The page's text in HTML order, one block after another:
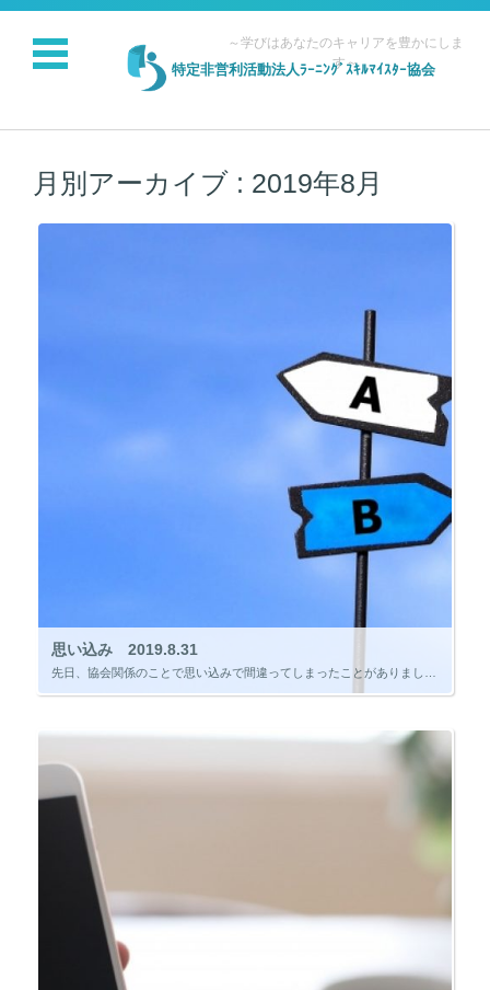
特定非営利活動法人ﾗｰﾆﾝｸﾞｽｷﾙﾏｲｽﾀｰ協会
～学びはあなたのキャリアを豊かにしま
す～
コンテンツに移動
月別アーカイブ : 2019年8月
思い込み 2019.8.31
先日、協会関係のことで思い込みで間違ってしまったことがありました。 協会業界では「Ａ」と解釈していることが、他業界では「Ｂ」という解釈をしているということでした。 私の思いこみで「A」として書類を作成し話を進めていたので […]